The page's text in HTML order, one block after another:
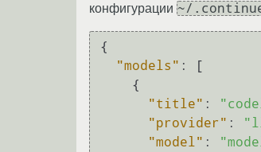
конфигурации ~/
{
"models" :
[
{
"title" :
"provider" :
"model" :